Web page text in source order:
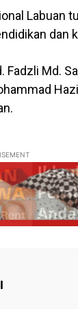
Labuan
dan
Md.